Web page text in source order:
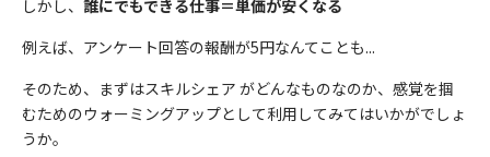
しかし、 誰にでもできる仕事＝単価が安くなる
例えば、アンケート回答の報酬が5円なんてことも...
そのため、まずはスキルシェア がどんなものなのか、感覚を掴
むためのウォーミングアップとして利用してみてはいかがでしょ
うか。